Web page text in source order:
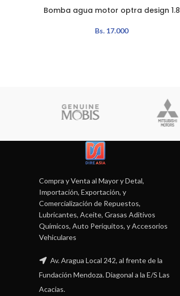
AÑADIR AL CARRITO
Bomba agua motor optra design 1.8
Bs. 17.000
Compra y Venta al Mayor y Detal,
Importación, Exportación, y
Comercialización de Repuestos,
Lubricantes, Aceite, Grasas Aditivos
Químicos, Auto Periquitos, y Accesorios
Vehiculares
Av. Aragua Local 242, al frente de la
Fundación Mendoza. Diagonal a la E/S Las
Acacias.